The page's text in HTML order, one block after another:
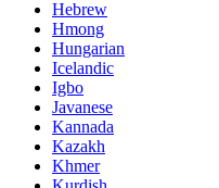
Hebrew
Hmong
Hungarian
Icelandic
Igbo
Javanese
Kannada
Kazakh
Khmer